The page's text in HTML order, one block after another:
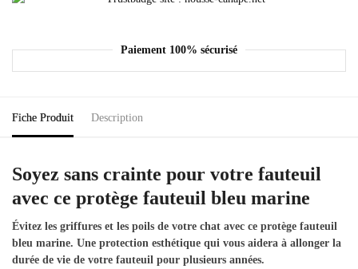
Paiement 100% sécurisé
Fiche Produit Description
Soyez sans crainte pour votre fauteuil
avec ce protège fauteuil bleu marine
Évitez les griffures et les poils de votre chat avec ce protège fauteuil
bleu marine. Une protection esthétique qui vous aidera à allonger la
durée de vie de votre fauteuil pour plusieurs années.